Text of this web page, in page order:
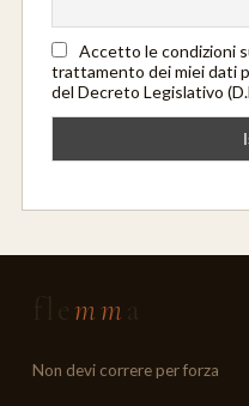
Accetto le condizioni
trattamento dei miei dati
del Decreto Legislativo
flemm
Non devi correre per forza